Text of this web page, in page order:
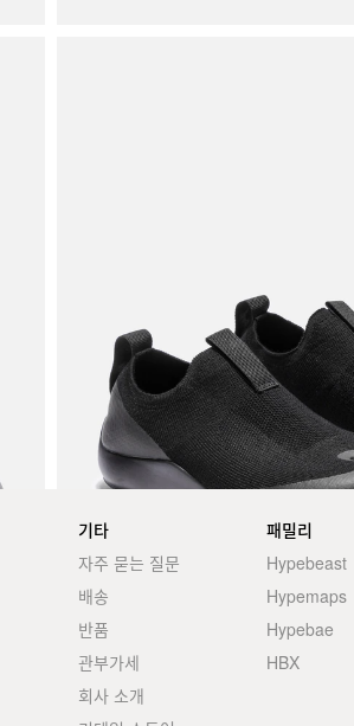
기타
자주 묻는 질문
배송
반품
관부가세
회사 소개
패밀리
Hypebeast
Hypemaps
Hypebae
HBX